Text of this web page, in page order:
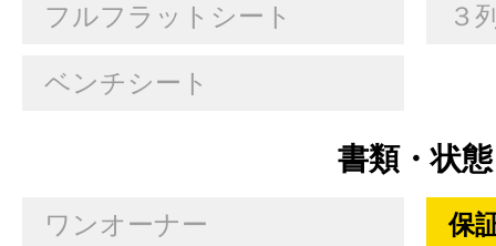
フルフラットシート ３
ベンチシート
書類・状態
ワンオーナー 保